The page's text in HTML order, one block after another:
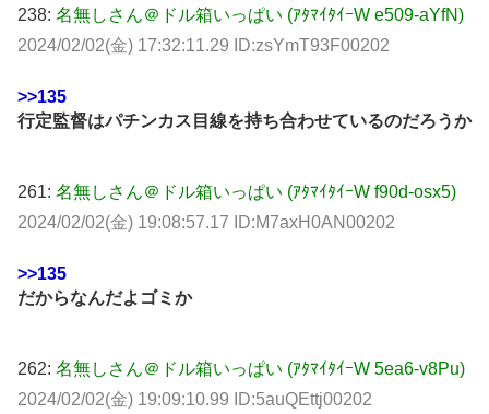
238: 名無しさん＠ドル箱いっぱい (ｱﾀﾏｲﾀｲｰW e509-aYfN)
2024/02/02(金) 17:32:11.29 ID:zsYmT93F00202
>>135
行定監督はパチンカス目線を持ち合わせているのだろうか
261: 名無しさん＠ドル箱いっぱい (ｱﾀﾏｲﾀｲｰW f90d-osx5)
2024/02/02(金) 19:08:57.17 ID:M7axH0AN00202
>>135
だからなんだよゴミか
262: 名無しさん＠ドル箱いっぱい (ｱﾀﾏｲﾀｲｰW 5ea6-v8Pu)
2024/02/02(金) 19:09:10.99 ID:5auQEttj00202